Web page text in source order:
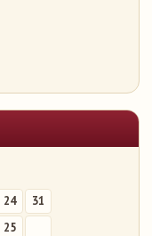
24
31
25